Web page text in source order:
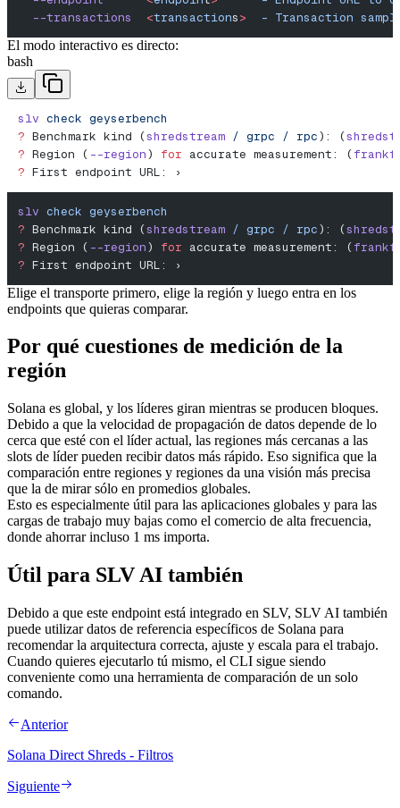
  --transactions
  <
transactions>
  -
Transaction
El modo interactivo es directo:
bash
slv check geyserbench
? Benchmark kind (shredstream / grpc / rpc): (
? Region ( --region) for accurate measurement: (
? First endpoint URL: ›
slv check geyserbench
? Benchmark kind (shredstream / grpc / rpc): (
? Region ( --region) for accurate measurement: (
? First endpoint URL: ›
Elige el transporte primero, elige la región y luego entra en los
endpoints que quieras comparar.
Por qué cuestiones de medición de la
región
Solana es global, y los líderes giran mientras se producen bloques.
Debido a que la velocidad de propagación de datos depende de lo
cerca que esté con el líder actual, las regiones más cercanas a las
slots de líder pueden recibir datos más rápido. Eso significa que la
comparación entre regiones y regiones da una visión más precisa
que la de mirar sólo en promedios globales.
Esto es especialmente útil para las aplicaciones globales y para las
cargas de trabajo muy bajas como el comercio de alta frecuencia,
donde ahorrar incluso 1 ms importa.
Útil para SLV AI también
Debido a que este endpoint está integrado en SLV, SLV AI también
puede utilizar datos de referencia específicos de Solana para
recomendar la arquitectura correcta, ajuste y escala para el trabajo.
Cuando quieres ejecutarlo tú mismo, el CLI sigue siendo
conveniente como una herramienta de comparación de un solo
comando.
Anterior
Solana Direct Shreds - Filtros
Siguiente